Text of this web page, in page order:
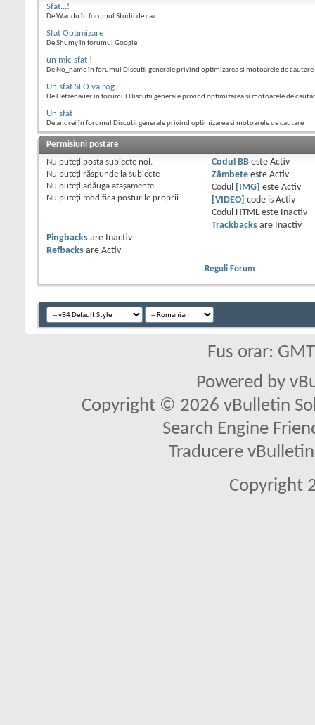
Sfat...!
De Waddu în forumul Studii de caz
Sfat Optimizare
De Shumy în forumul Google
un mic sfat !
De No_name în forumul Discutii generale privind optimizarea si motoarele de cautare
Un sfat SEO va rog
De Hetzenauer în forumul Discutii generale privind optimizarea si motoarele de
Un sfat
De andrei în forumul Discutii generale privind optimizarea si motoarele de cautare
Permisiuni postare
Nu puteţi posta subiecte noi.
Nu puteţi răspunde la subiecte
Nu puteţi adăuga ataşamente
Nu puteţi modifica posturile proprii
Codul BBeste Activ
Zâmbeteeste Activ
Codul
[IMG] este Activ
[VIDEO]
code is Activ
Codul HTML este
Inactiv
Trackbacksare
Inactiv
Pingbacks are
Inactiv
Refbacks are Activ
Reguli Forum
Fus orar:
Powered by
Copyright © 2026 vBulletin
Search Engine
Traducere
Copyright